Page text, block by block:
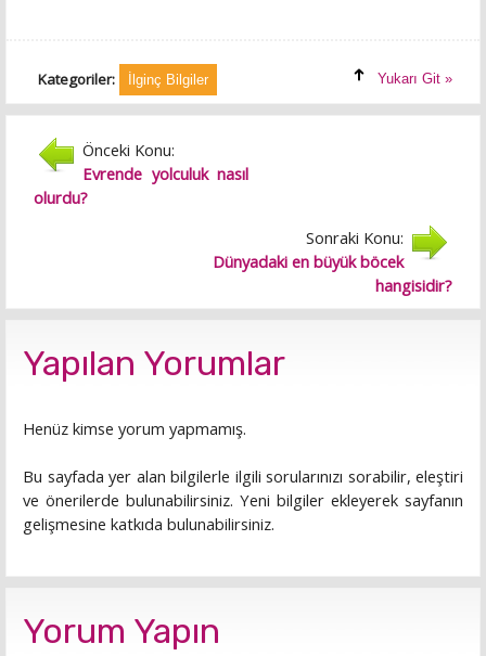
Kategoriler: İlginç Bilgiler Yukarı Git »
Önceki Konu:
Evrende yolculuk nasıl
olurdu?
Sonraki Konu:
Dünyadaki en büyük böcek
hangisidir?
Yapılan Yorumlar
Henüz kimse yorum yapmamış.
Bu sayfada yer alan bilgilerle ilgili sorularınızı sorabilir, eleştiri
ve önerilerde bulunabilirsiniz. Yeni bilgiler ekleyerek sayfanın
gelişmesine katkıda bulunabilirsiniz.
Yorum Yapın